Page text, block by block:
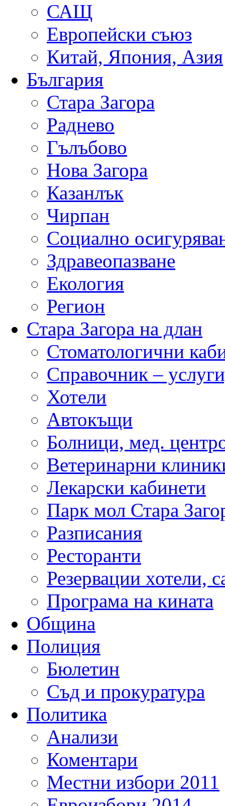
САЩ
Европейски съюз
Китай, Япония, Азия
България
Стара Загора
Раднево
Гълъбово
Нова Загора
Казанлък
Чирпан
Социално
Здравеопазване
Екология
Регион
Стара Загора на длан
Стоматологични
Справочник –
Хотели
Автокъщи
Болници, мед.
Ветеринарни
Лекарски кабинети
Парк мол Стара
Разписания
Ресторанти
Резервации хотели,
Програма на кината
Община
Полиция
Бюлетин
Съд и прокуратура
Политика
Анализи
Коментари
Местни избори 2011